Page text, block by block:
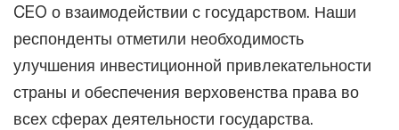
CEO о взаимодействии с государством. Наши
респонденты отметили необходимость
улучшения инвестиционной привлекательности
страны и обеспечения верховенства права во
всех сферах деятельности государства.